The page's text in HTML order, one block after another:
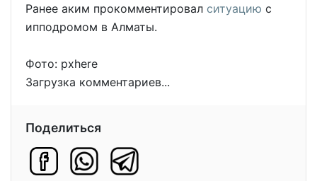
Ранее аким прокомментировал ситуацию с
ипподромом в Алматы.
Фото: pxhere
Загрузка комментариев...
Поделиться